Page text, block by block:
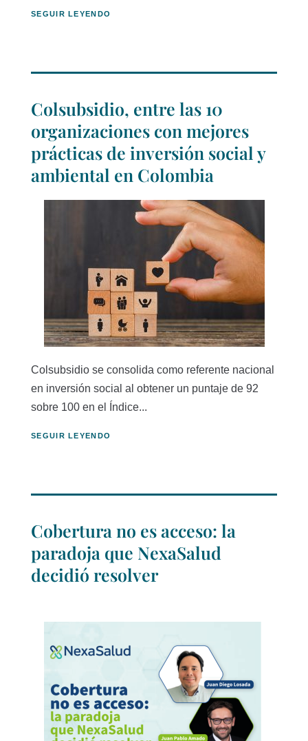
SEGUIR LEYENDO
Colsubsidio, entre las 10
organizaciones con mejores
prácticas de inversión social y
ambiental en Colombia
Colsubsidio se consolida como referente nacional
en inversión social al obtener un puntaje de 92
sobre 100 en el Índice...
SEGUIR LEYENDO
Cobertura no es acceso: la
paradoja que NexaSalud
decidió resolver